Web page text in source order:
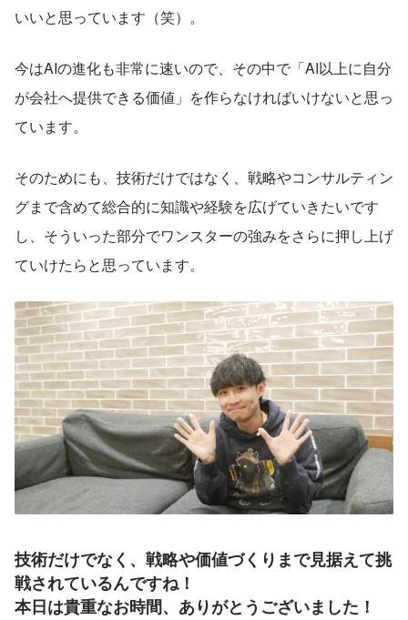
いいと思っています（笑）。
今はAIの進化も非常に速いので、その中で「AI以上に自分
が会社へ提供できる価値」を作らなければいけないと思っ
ています。
そのためにも、技術だけではなく、戦略やコンサルティン
グまで含めて総合的に知識や経験を広げていきたいです
し、そういった部分でワンスターの強みをさらに押し上げ
ていけたらと思っています。
技術だけでなく、戦略や価値づくりまで見据えて挑
戦されているんですね！
本日は貴重なお時間、ありがとうございました！